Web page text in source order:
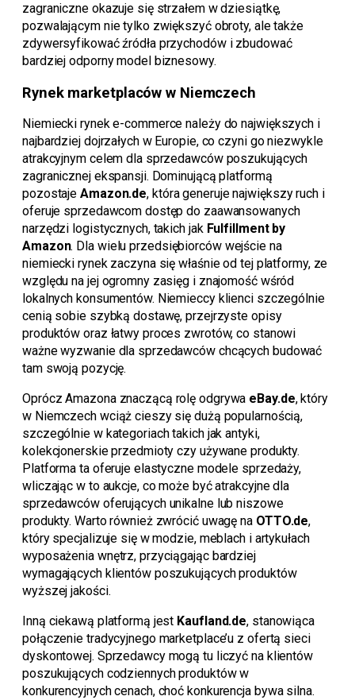
zagraniczne okazuje się strzałem w dziesiątkę,
pozwalającym nie tylko zwiększyć obroty, ale także
zdywersyfikować źródła przychodów i zbudować
bardziej odporny model biznesowy.
Rynek marketplaców w Niemczech
Niemiecki rynek e-commerce należy do największych i
najbardziej dojrzałych w Europie, co czyni go niezwykle
atrakcyjnym celem dla sprzedawców poszukujących
zagranicznej ekspansji. Dominującą platformą
pozostajeAmazon.de, która generuje największy ruch i
oferuje sprzedawcom dostęp do zaawansowanych
narzędzi logistycznych, takich jak Fulfillment by
Amazon. Dla wielu przedsiębiorców wejście na
niemiecki rynek zaczyna się właśnie od tej platformy, ze
względu na jej ogromny zasięg i znajomość wśród
lokalnych konsumentów. Niemieccy klienci szczególnie
cenią sobie szybką dostawę, przejrzyste opisy
produktów oraz łatwy proces zwrotów, co stanowi
ważne wyzwanie dla sprzedawców chcących budować
tam swoją pozycję.
Oprócz Amazona znaczącą rolę odgrywa eBay.de, który
w Niemczech wciąż cieszy się dużą popularnością,
szczególnie w kategoriach takich jak antyki,
kolekcjonerskie przedmioty czy używane produkty.
Platforma ta oferuje elastyczne modele sprzedaży,
wliczając w to aukcje, co może być atrakcyjne dla
sprzedawców oferujących unikalne lub niszowe
produkty. Warto również zwrócić uwagę na OTTO.de,
który specjalizuje się w modzie, meblach i artykułach
wyposażenia wnętrz, przyciągając bardziej
wymagających klientów poszukujących produktów
wyższej jakości.
Inną ciekawą platformą jest Kaufland.de, stanowiąca
połączenie tradycyjnego marketplace’u z ofertą sieci
dyskontowej. Sprzedawcy mogą tu liczyć na klientów
poszukujących codziennych produktów w
konkurencyjnych cenach, choć konkurencja bywa silna.